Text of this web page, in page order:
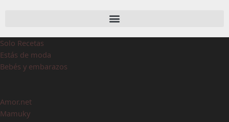
Solo Recetas
Estás de moda
Bebés y embarazos
Amor.net
Mamuky